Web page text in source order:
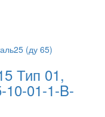
Тип 01,
10-01-1-B-